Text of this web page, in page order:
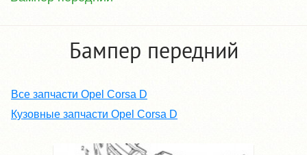
Бампер передний
Все запчасти Opel Corsa D
Кузовные запчасти Opel Corsa D